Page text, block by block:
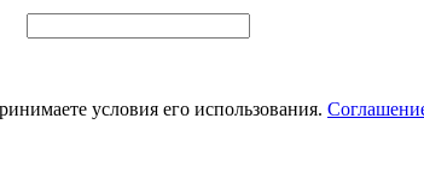
условия его использования.